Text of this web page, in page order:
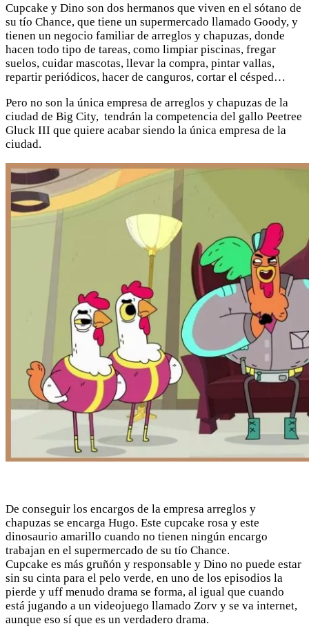
Cupcake y Dino son dos hermanos que viven en el sótano de
su tío Chance, que tiene un supermercado llamado Goody, y
tienen un negocio familiar de arreglos y chapuzas, donde
hacen todo tipo de tareas, como limpiar piscinas, fregar
suelos, cuidar mascotas, llevar la compra, pintar vallas,
repartir periódicos, hacer de canguros, cortar el césped…
Pero no son la única empresa de arreglos y chapuzas de la
ciudad de Big City, tendrán la competencia del gallo Peetree
Gluck III que quiere acabar siendo la única empresa de la
ciudad.
De conseguir los encargos de la empresa arreglos y
chapuzas se encarga Hugo. Este cupcake rosa y este
dinosaurio amarillo cuando no tienen ningún encargo
trabajan en el supermercado de su tío Chance.
Cupcake es más gruñón y responsable y Dino no puede estar
sin su cinta para el pelo verde, en uno de los episodios la
pierde y uff menudo drama se forma, al igual que cuando
está jugando a un videojuego llamado Zorv y se va internet,
aunque eso sí que es un verdadero drama.